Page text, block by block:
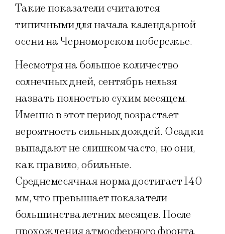
Такие показатели считаются
типичными для начала календарной
осени на Черноморском побережье.
Несмотря на большое количество
солнечных дней, сентябрь нельзя
назвать полностью сухим месяцем.
Именно в этот период возрастает
вероятность сильных дождей. Осадки
выпадают не слишком часто, но они,
как правило, обильные.
Среднемесячная норма достигает 140
мм, что превышает показатели
большинства летних месяцев. После